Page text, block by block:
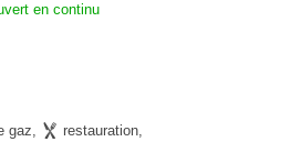
en continu
gaz, restauration,